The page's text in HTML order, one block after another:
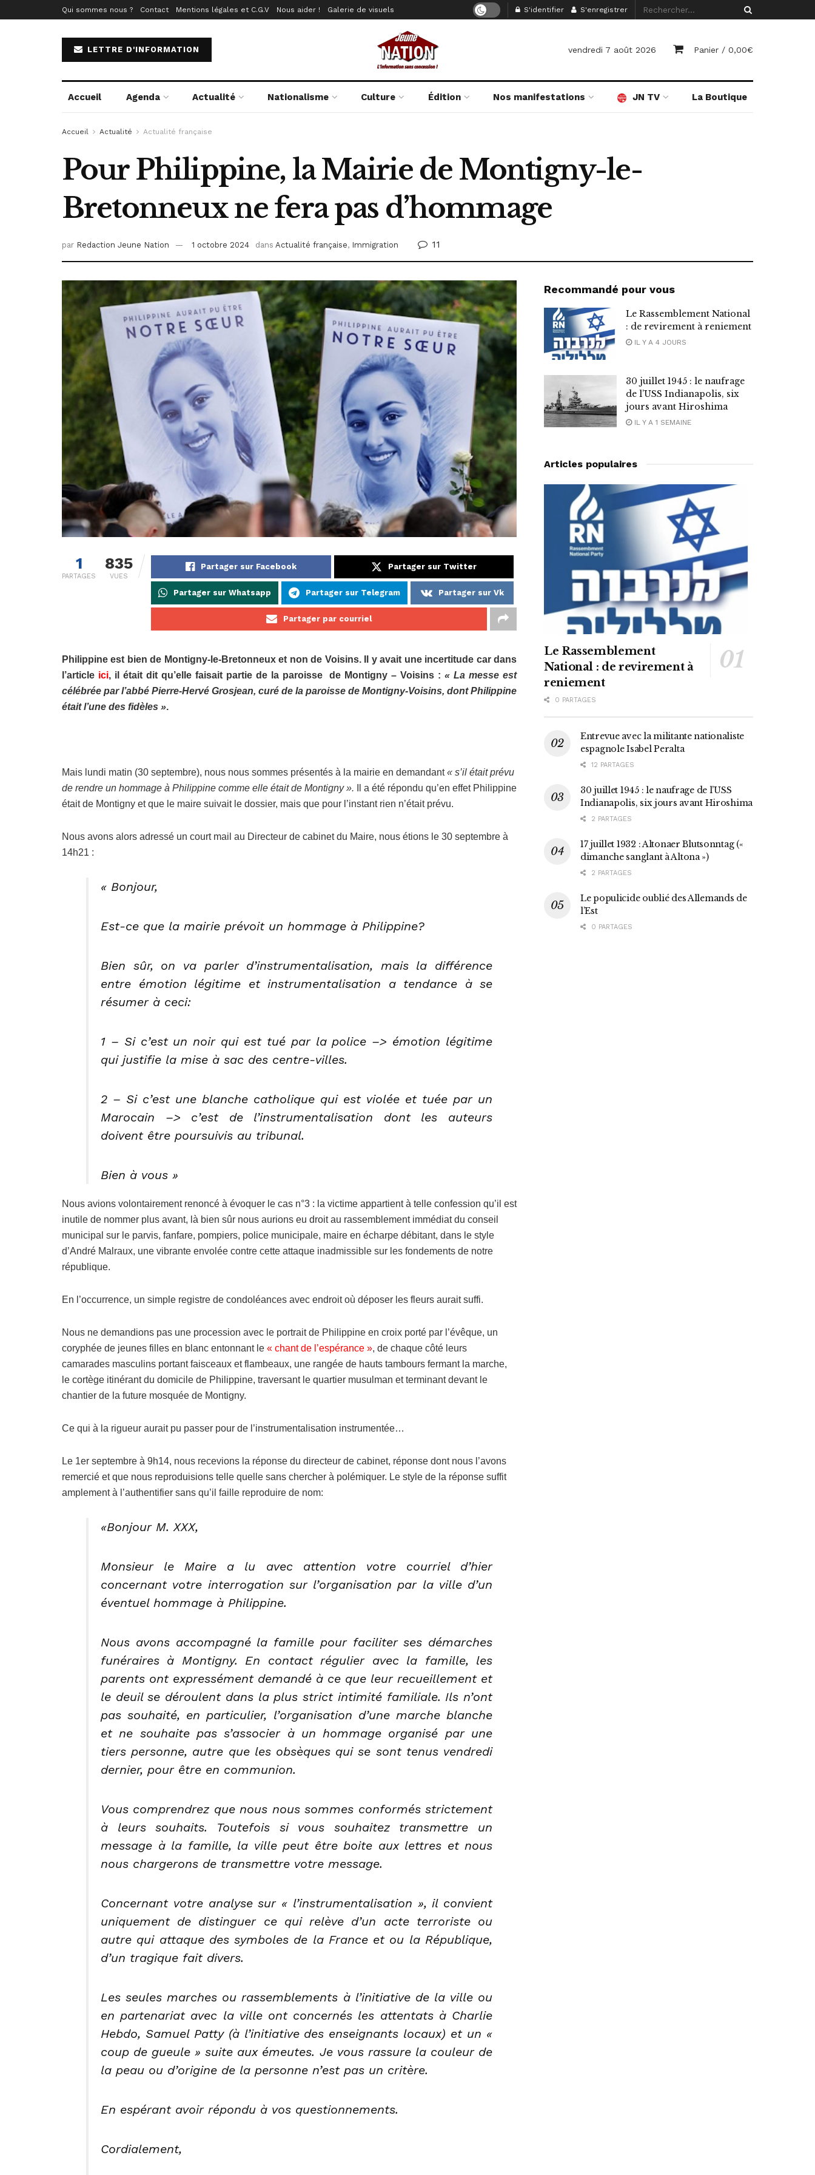
Qui sommes nous ? Contact Mentions légales et C.G.V Nous aider ! Galerie de visuels S'identifier S'enregistrer
LETTRE D'INFORMATION vendredi 7 août 2026 Panier / 0,00€
Accueil Agenda Actualité Nationalisme Culture Édition Nos manifestations JN TV La Boutique
Accueil Actualité Actualité française
Pour Philippine, la Mairie de Montigny-le-
Bretonneux ne fera pas d’hommage
par Redaction Jeune Nation 1 octobre 2024 dans Actualité française, Immigration 11
1
PARTAGES
835
VUES
Partager sur Facebook Partager sur Twitter
Partager sur Whatsapp Partager sur Telegram Partager sur Vk
Partager par courriel
Philippine est bien de Montigny-le-Bretonneux et non de Voisins. Il y avait une incertitude car dans
l’article ici, il était dit qu’elle faisait partie de la paroisse de Montigny – Voisins :« La messe est
célébrée par l’abbé Pierre-Hervé Grosjean, curé de la paroisse de Montigny-Voisins, dont Philippine
était l’une des fidèles ».
Mais lundi matin (30 septembre), nous nous sommes présentés à la mairie en demandant« s’il était prévu
de rendre un hommage à Philippine comme elle était de Montigny ».
Il a été répondu qu’en effet Philippine
était de Montigny et que le maire suivait le dossier, mais que pour l’instant rien n’était prévu.
Nous avons alors adressé un court mail au Directeur de cabinet du Maire, nous étions le 30 septembre à
14h21 :
« Bonjour,
Est-ce que la mairie prévoit un hommage à Philippine?
Bien sûr, on va parler d’instrumentalisation, mais la différence
entre émotion légitime et instrumentalisation a tendance à se
résumer à ceci:
1 – Si c’est un noir qui est tué par la police –> émotion légitime
qui justifie la mise à sac des centre-villes.
2 – Si c’est une blanche catholique qui est violée et tuée par un
Marocain –> c’est de l’instrumentalisation dont les auteurs
doivent être poursuivis au tribunal.
Bien à vous »
Nous avions volontairement renoncé à évoquer le cas n°3 : la victime appartient à telle confession qu’il est
inutile de nommer plus avant, là bien sûr nous aurions eu droit au rassemblement immédiat du conseil
municipal sur le parvis, fanfare, pompiers, police municipale, maire en écharpe débitant, dans le style
d’André Malraux, une vibrante envolée contre cette attaque inadmissible sur les fondements de notre
république.
En l’occurrence, un simple registre de condoléances avec endroit où déposer les fleurs aurait suffi.
Nous ne demandions pas une procession avec le portrait de Philippine en croix porté par l’évêque, un
coryphée de jeunes filles en blanc entonnant le « chant de l’espérance », de chaque côté leurs
camarades masculins portant faisceaux et flambeaux, une rangée de hauts tambours fermant la marche,
le cortège itinérant du domicile de Philippine, traversant le quartier musulman et terminant devant le
chantier de la future mosquée de Montigny.
Ce qui à la rigueur aurait pu passer pour de l’instrumentalisation instrumentée…
Le 1er septembre à 9h14, nous recevions la réponse du directeur de cabinet, réponse dont nous l’avons
remercié et que nous reproduisions telle quelle sans chercher à polémiquer. Le style de la réponse suffit
amplement à l’authentifier sans qu’il faille reproduire de nom:
«Bonjour M. XXX,
Monsieur le Maire a lu avec attention votre courriel d’hier
concernant votre interrogation sur l’organisation par la ville d’un
éventuel hommage à Philippine.
Nous avons accompagné la famille pour faciliter ses démarches
funéraires à Montigny. En contact régulier avec la famille, les
parents ont expressément demandé à ce que leur recueillement et
le deuil se déroulent dans la plus strict intimité familiale. Ils n’ont
pas souhaité, en particulier, l’organisation d’une marche blanche
et ne souhaite pas s’associer à un hommage organisé par une
tiers personne, autre que les obsèques qui se sont tenus vendredi
dernier, pour être en communion.
Vous comprendrez que nous nous sommes conformés strictement
à leurs souhaits. Toutefois si vous souhaitez transmettre un
message à la famille, la ville peut être boite aux lettres et nous
nous chargerons de transmettre votre message.
Concernant votre analyse sur « l’instrumentalisation », il convient
uniquement de distinguer ce qui relève d’un acte terroriste ou
autre qui attaque des symboles de la France et ou la République,
d’un tragique fait divers.
Les seules marches ou rassemblements à l’initiative de la ville ou
en partenariat avec la ville ont concernés les attentats à Charlie
Hebdo, Samuel Patty (à l’initiative des enseignants locaux) et un «
coup de gueule » suite aux émeutes. Je vous rassure la couleur de
la peau ou d’origine de la personne n’est pas un critère.
En espérant avoir répondu à vos questionnements.
Cordialement,
Recommandé pour vous
Le Rassemblement National
: de revirement à reniement
IL Y A 4 JOURS
30 juillet 1945 : le naufrage
de l’USS Indianapolis, six
jours avant Hiroshima
IL Y A 1 SEMAINE
Articles populaires
Le Rassemblement
National : de revirement à
reniement
0 PARTAGES
Entrevue avec la militante nationaliste
espagnole Isabel Peralta
12 PARTAGES
30 juillet 1945 : le naufrage de l’USS
Indianapolis, six jours avant Hiroshima
2 PARTAGES
17 juillet 1932 : Altonaer Blutsonntag («
dimanche sanglant à Altona »)
2 PARTAGES
Le populicide oublié des Allemands de
l’Est
0 PARTAGES